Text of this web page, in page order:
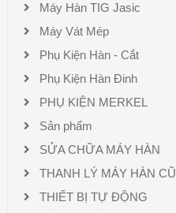
Máy Hàn TIG Jasic
Máy Vát Mép
Phụ Kiện Hàn - Cắt
Phụ Kiện Hàn Đinh
PHỤ KIỆN MERKEL
Sản phẩm
SỬA CHỮA MÁY HÀN
THANH LÝ MÁY HÀN CŨ
THIẾT BỊ TỰ ĐỘNG